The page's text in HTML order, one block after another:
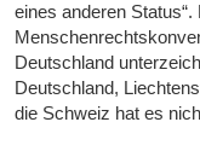
eines anderen
Deutschland
Deutschland,
die Schweiz hat es